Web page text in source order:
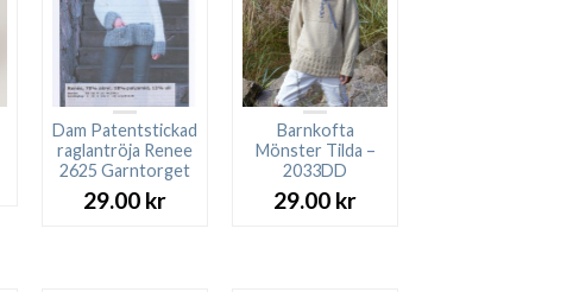
Dam Patentstickad
raglantröja Renee
2625 Garntorget
29.00 kr
Barnkofta
Mönster Tilda –
2033DD
29.00 kr